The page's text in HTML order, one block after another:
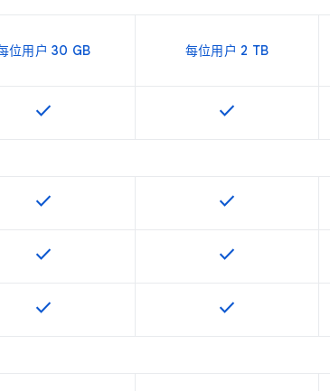
位用户 30 GB 每位用户 2 TB
该 SKU 提供此功能
check 该 SKU 提供此功能
check
该 SKU 提供此功能
check 该 SKU 提供此功能
check
该 SKU 提供此功能
check 该 SKU 提供此功能
check
该 SKU 提供此功能
check 该 SKU 提供此功能
check